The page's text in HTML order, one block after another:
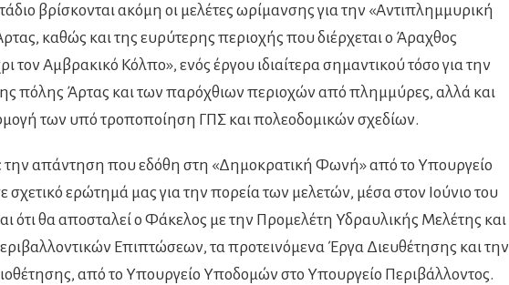
βρίσκονται ακόμη οι μελέτες ωρίμανσης για την «Αντιπλημμυρική
καθώς και της ευρύτερης περιοχής που διέρχεται ο Άραχθος
τον Αμβρακικό Κόλπο», ενός έργου ιδιαίτερα σημαντικού τόσο για την
πόλης Άρτας και των παρόχθιων περιοχών από πλημμύρες, αλλά και
των υπό τροποποίηση ΓΠΣ και πολεοδομικών σχεδίων.
απάντηση που εδόθη στη «Δημοκρατική Φωνή» από το Υπουργείο
ερώτημά μας για την πορεία των μελετών, μέσα στον Ιούνιο του
ότι θα αποσταλεί ο Φάκελος με την Προμελέτη Υδραυλικής Μελέτης και
Επιπτώσεων, τα προτεινόμενα Έργα Διευθέτησης και την
από το Υπουργείο Υποδομών στο Υπουργείο Περιβάλλοντος.